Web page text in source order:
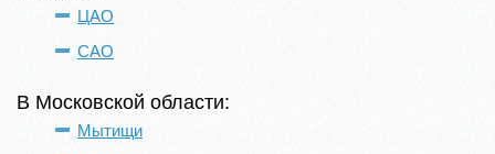
ЦАО
САО
В Московской области:
Мытищи